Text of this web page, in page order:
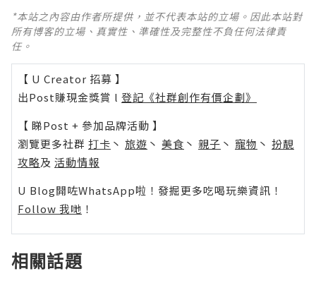
*本站之內容由作者所提供，並不代表本站的立場。因此本站對
所有博客的立場、真實性、準確性及完整性不負任何法律責
任。
【 U Creator 招募 】
出Post賺現金獎賞 l 登記《社群創作有價企劃》
【 睇Post + 參加品牌活動 】
瀏覽更多社群 打卡 丶 旅遊 丶 美食 丶 親子 丶 寵物 丶 扮靚
攻略及 活動情報
U Blog開咗WhatsApp啦！發掘更多吃喝玩樂資訊！
Follow 我哋 ！
相關話題